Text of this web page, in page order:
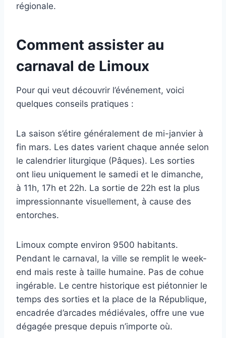
régionale.
Comment assister au
carnaval de Limoux
Pour qui veut découvrir l’événement, voici
quelques conseils pratiques :
La saison s’étire généralement de mi-janvier à
fin mars. Les dates varient chaque année selon
le calendrier liturgique (Pâques). Les sorties
ont lieu uniquement le samedi et le dimanche,
à 11h, 17h et 22h. La sortie de 22h est la plus
impressionnante visuellement, à cause des
entorches.
Limoux compte environ 9500 habitants.
Pendant le carnaval, la ville se remplit le week-
end mais reste à taille humaine. Pas de cohue
ingérable. Le centre historique est piétonnier le
temps des sorties et la place de la République,
encadrée d’arcades médiévales, offre une vue
dégagée presque depuis n’importe où.